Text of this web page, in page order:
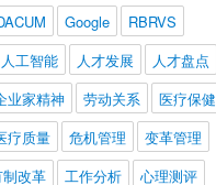
Google
RBRVS
人工智能 人才发展
人才盘点
业家精神 劳动关系
医疗保健
疗质量 危机管理
变革管理
改革
工作分析
心理测评